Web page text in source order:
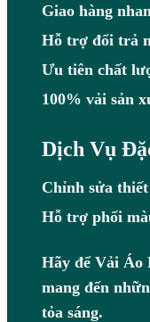
Giao hàng
Hỗ trợ đổi trả
Ưu tiên chất
100% vải sản
Dịch Vụ
Chỉnh sửa
Hỗ trợ phối
Hãy để Vải Áo
mang đến
tỏa sáng.